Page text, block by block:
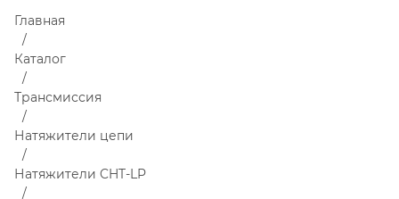
Главная
Каталог
Трансмиссия
Натяжители цепи
Натяжители CHT-LP